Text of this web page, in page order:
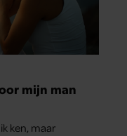
mijn man
ken, maar